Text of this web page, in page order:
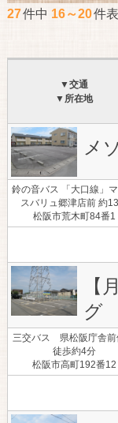
27件中 16～20件
▼交通
▼所在地
メ
鈴の音バス 「大口線」
スバリュ郷津店前 約
松阪市荒木町84番1
【
グ
三交バス 県松阪庁舎
徒歩約4分
松阪市高町192番12